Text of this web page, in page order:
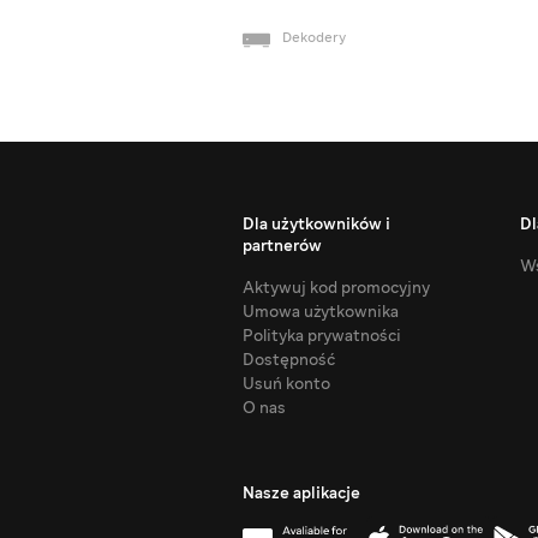
Dekodery
Dla użytkowników i
partnerów
Aktywuj kod promocyjny
Umowa użytkownika
Polityka prywatności
Dostępność
Usuń konto
O nas
Nasze aplikacje